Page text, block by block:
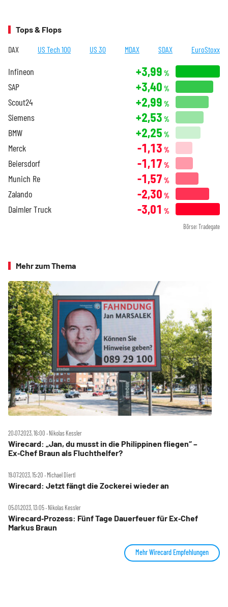
Tops & Flops
DAX US Tech 100 US 30 MDAX SDAX EuroStoxx
Infineon +3,99 %
SAP +3,40 %
Scout24 +2,99 %
Siemens +2,53 %
BMW +2,25 %
Merck -1,13 %
Beiersdorf -1,17 %
Munich Re -1,57 %
Zalando -2,30 %
Daimler Truck -3,01 %
Börse: Tradegate
Mehr zum Thema
20.07.2023, 16:00 ‧ Nikolas Kessler
Wirecard: „Jan, du musst in die Philippinen fliegen“ –
Ex‑Chef Braun als Fluchthelfer?
19.07.2023, 15:20 ‧ Michael Diertl
Wirecard: Jetzt fängt die Zockerei wieder an
05.01.2023, 13:05 ‧ Nikolas Kessler
Wirecard‑Prozess: Fünf Tage Dauerfeuer für Ex‑Chef
Markus Braun
Mehr Wirecard Empfehlungen